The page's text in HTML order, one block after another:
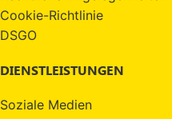
Cookie-Richtlinie
DSGO
DIENSTLEISTUNGEN
Soziale Medien